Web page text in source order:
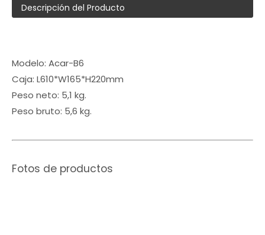
Descripción del Producto
Modelo: Acar-B6
Caja: L610*W165*H220mm
Peso neto: 5,1 kg.
Peso bruto: 5,6 kg.
Fotos de productos